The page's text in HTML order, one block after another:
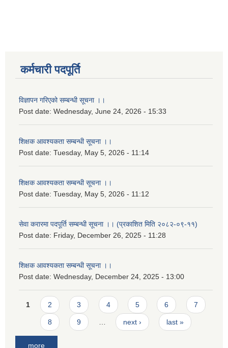
कर्मचारी पदपूर्ति
विज्ञापन गरिएको सम्बन्धी सूचना ।।
Post date: Wednesday, June 24, 2026 - 15:33
शिक्षक आवश्यकता सम्बन्धी सूचना ।।
Post date: Tuesday, May 5, 2026 - 11:14
शिक्षक आवश्यकता सम्बन्धी सूचना ।।
Post date: Tuesday, May 5, 2026 - 11:12
सेवा करारमा पदपूर्ति सम्बन्धी सूचना ।। (प्रकाशित मिति २०८२-०९-११)
Post date: Friday, December 26, 2025 - 11:28
शिक्षक आवश्यकता सम्बन्धी सूचना ।।
Post date: Wednesday, December 24, 2025 - 13:00
Pages
1 2 3 4 5 6 7
8 9 next › last »
more